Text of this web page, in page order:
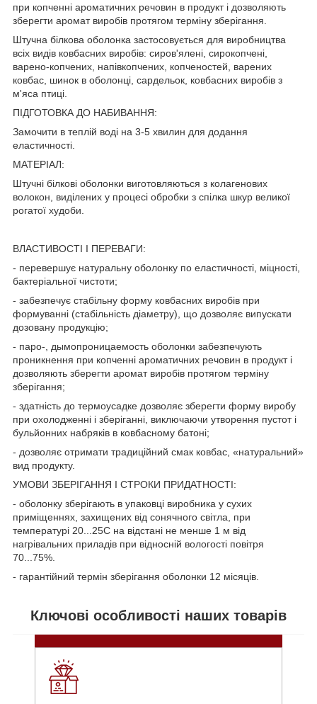
при копченні ароматичних речовин в продукт і дозволяють
зберегти аромат виробів протягом терміну зберігання.
Штучна білкова оболонка застосовується для виробництва
всіх видів ковбасних виробів: сиров'ялені, сирокопчені,
варено-копчених, напівкопчених, копченостей, варених
ковбас, шинок в оболонці, сардельок, ковбасних виробів з
м'яса птиці.
ПІДГОТОВКА ДО НАБИВАННЯ:
Замочити в теплій воді на 3-5 хвилин для додання
еластичності.
МАТЕРІАЛ:
Штучні білкові оболонки виготовляються з колагенових
волокон, виділених у процесі обробки з спілка шкур великої
рогатої худоби.
ВЛАСТИВОСТІ І ПЕРЕВАГИ:
- перевершує натуральну оболонку по еластичності, міцності,
бактеріальної чистоти;
- забезпечує стабільну форму ковбасних виробів при
формуванні (стабільність діаметру), що дозволяє випускати
дозовану продукцію;
- паро-, дымопроницаемость оболонки забезпечують
проникнення при копченні ароматичних речовин в продукт і
дозволяють зберегти аромат виробів протягом терміну
зберігання;
- здатність до термоусадке дозволяє зберегти форму виробу
при охолодженні і зберіганні, виключаючи утворення пустот і
бульйонних набряків в ковбасному батоні;
- дозволяє отримати традиційний смак ковбас, «натуральний»
вид продукту.
УМОВИ ЗБЕРІГАННЯ І СТРОКИ ПРИДАТНОСТІ:
- оболонку зберігають в упаковці виробника у сухих
приміщеннях, захищених від сонячного світла, при
температурі 20...25С на відстані не менше 1 м від
нагрівальних приладів при відносній вологості повітря
70...75%.
- гарантійний термін зберігання оболонки 12 місяців.
Ключові особливості наших товарів